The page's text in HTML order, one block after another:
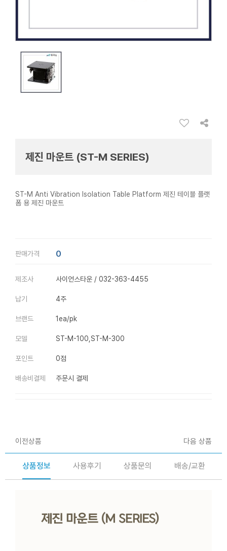
제진 마운트 (ST-M SERIES)
ST-M Anti Vibration Isolation Table Platform 제진 테이블 플랫
폼 용 제진 마운트
판매가격 0
제조사 사이언스타운 / 032-363-4455
납기 4주
브랜드 1ea/pk
모델 ST-M-100,ST-M-300
포인트 0점
배송비결제 주문시 결제
이전상품 다음 상품
상품정보 사용후기 상품문의 배송/교환